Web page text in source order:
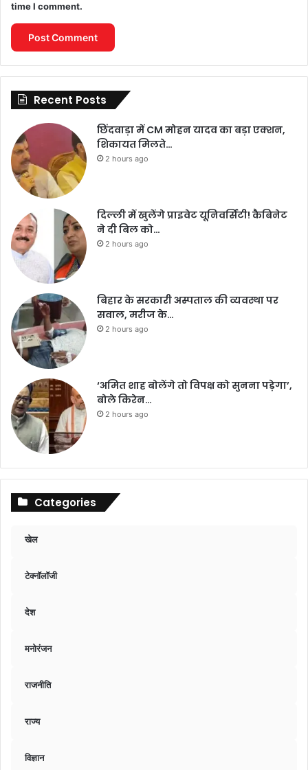
time I comment.
Recent Posts
छिंदवाड़ा में CM मोहन यादव का बड़ा एक्शन,
शिकायत मिलते…
2 hours ago
दिल्ली में खुलेंगे प्राइवेट यूनिवर्सिटी! कैबिनेट
ने दी बिल को…
2 hours ago
बिहार के सरकारी अस्पताल की व्यवस्था पर
सवाल, मरीज के…
2 hours ago
‘अमित शाह बोलेंगे तो विपक्ष को सुनना पड़ेगा’,
बोले किरेन…
2 hours ago
Categories
खेल
टेक्नॉलॉजी
देश
मनोरंजन
राजनीति
राज्य
विज्ञान